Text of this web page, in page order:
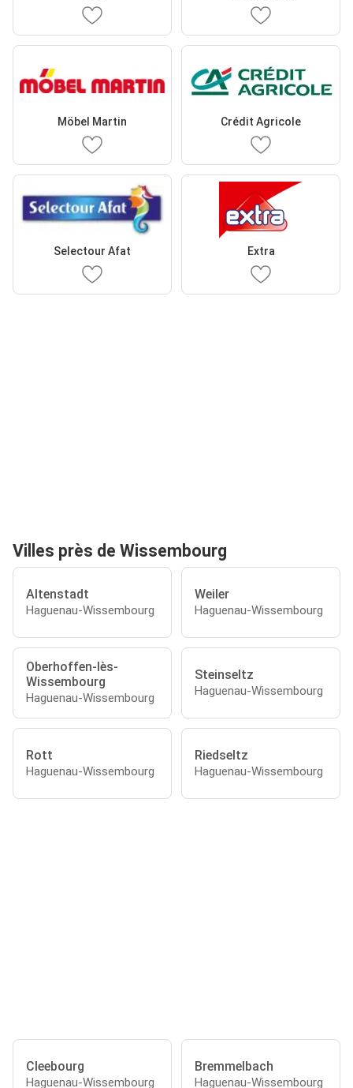
Möbel Martin Crédit Agricole
Selectour Afat Extra
Villes près de Wissembourg
Altenstadt
Haguenau-Wissembourg
Weiler
Haguenau-Wissembourg
Oberhoffen-lès-
Wissembourg
Haguenau-Wissembourg
Steinseltz
Haguenau-Wissembourg
Rott
Haguenau-Wissembourg
Riedseltz
Haguenau-Wissembourg
Cleebourg
Haguenau-Wissembourg
Bremmelbach
Haguenau-Wissembourg